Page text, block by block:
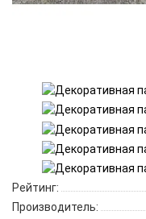
Рейтинг:
Производитель: